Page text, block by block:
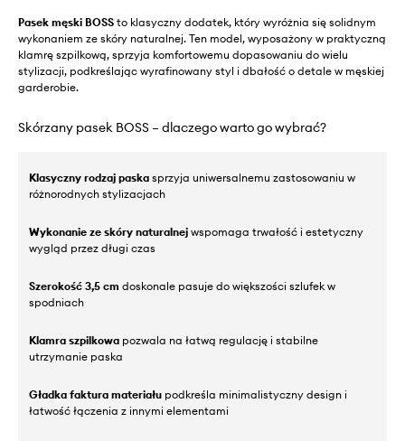
Pasek męski BOSS to klasyczny dodatek, który wyróżnia się solidnym
wykonaniem ze skóry naturalnej. Ten model, wyposażony w praktyczną
klamrę szpilkową, sprzyja komfortowemu dopasowaniu do wielu
stylizacji, podkreślając wyrafinowany styl i dbałość o detale w męskiej
garderobie.
Skórzany pasek BOSS – dlaczego warto go wybrać?
Klasyczny rodzaj paska sprzyja uniwersalnemu zastosowaniu w
różnorodnych stylizacjach
Wykonanie ze skóry naturalnej wspomaga trwałość i estetyczny
wygląd przez długi czas
Szerokość 3,5 cm doskonale pasuje do większości szlufek w
spodniach
Klamra szpilkowa pozwala na łatwą regulację i stabilne
utrzymanie paska
Gładka faktura materiału podkreśla minimalistyczny design i
łatwość łączenia z innymi elementami